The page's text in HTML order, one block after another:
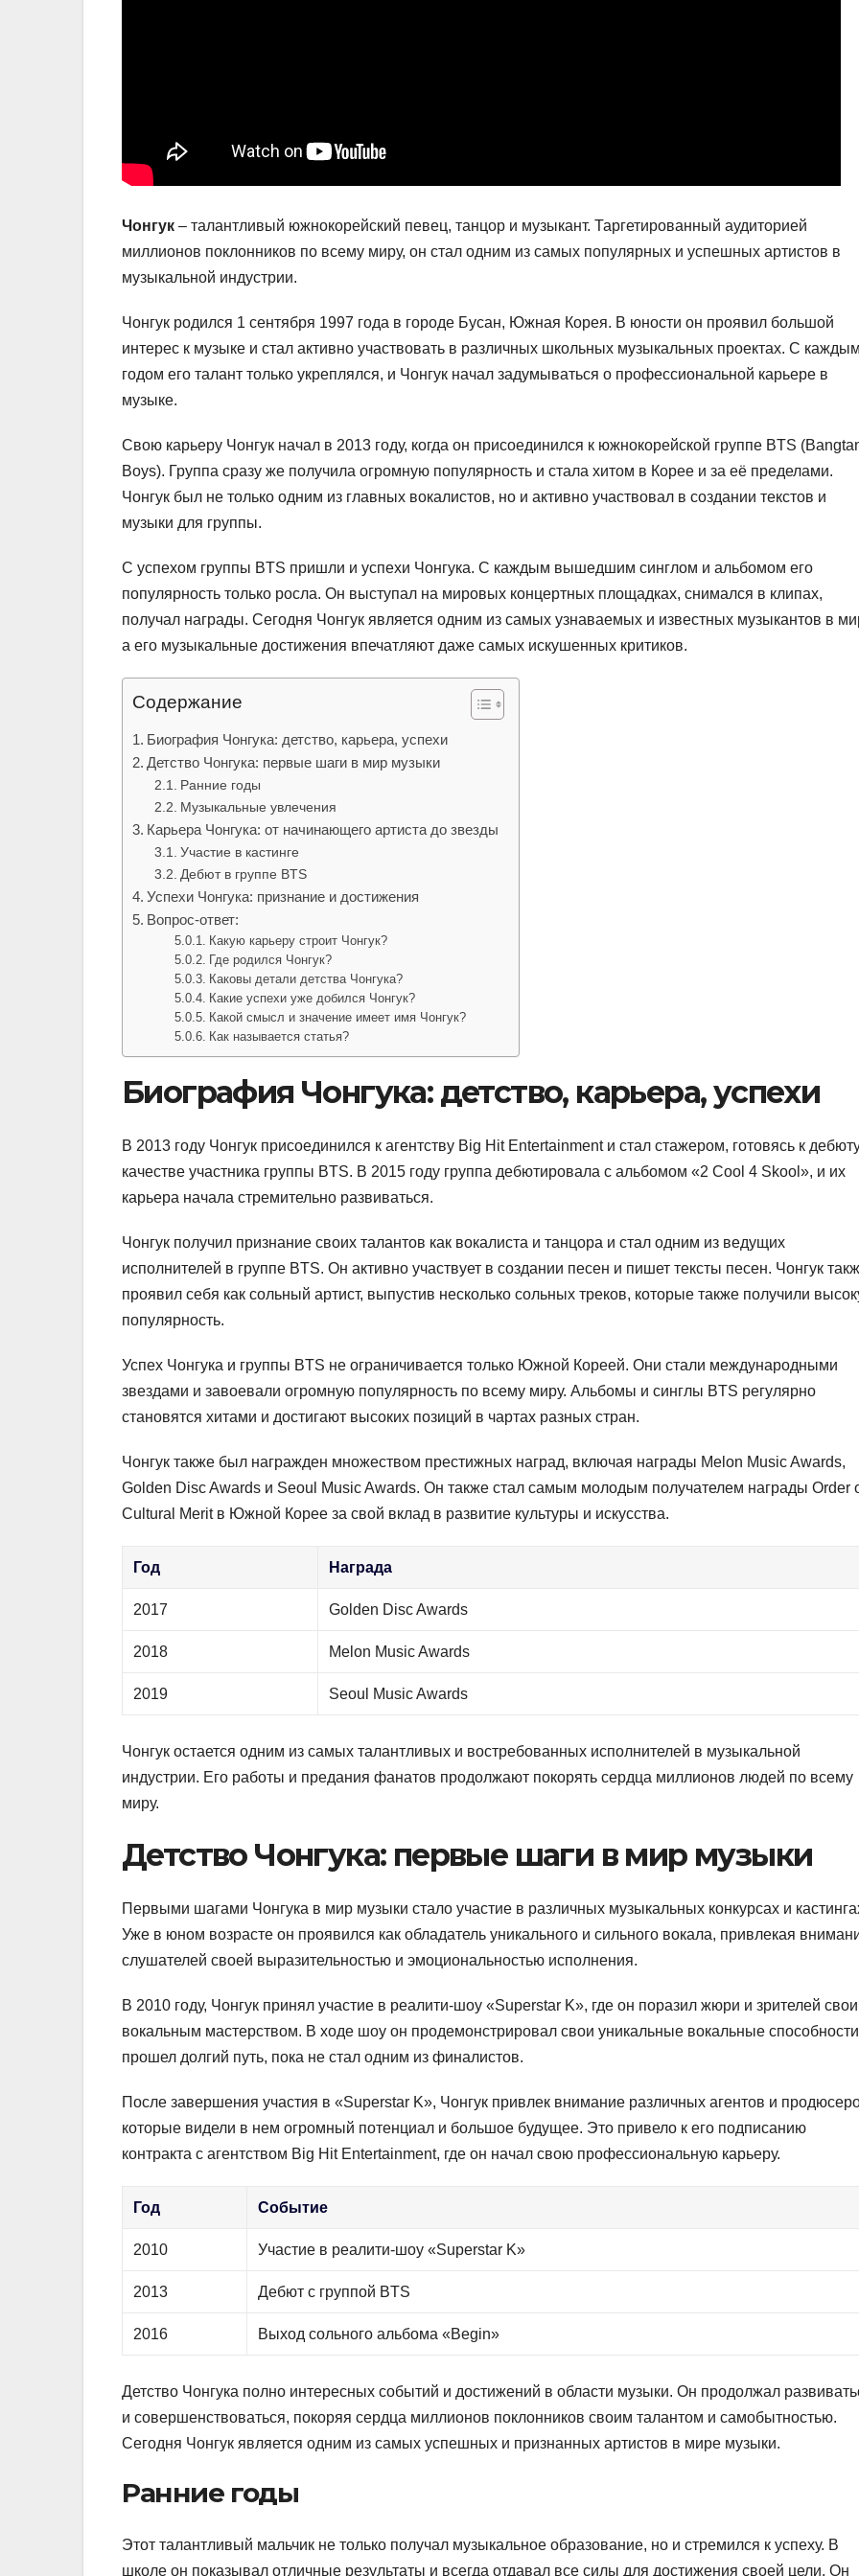
Чонгук – талантливый южнокорейский певец, танцор и музыкант. Таргетированный аудиторией
миллионов поклонников по всему миру, он стал одним из самых популярных и успешных артистов в
музыкальной индустрии.
Чонгук родился 1 сентября 1997 года в городе Бусан, Южная Корея. В юности он проявил большой
интерес к музыке и стал активно участвовать в различных школьных музыкальных проектах. С
годом его талант только укреплялся, и Чонгук начал задумываться о профессиональной карьере в
музыке.
Свою карьеру Чонгук начал в 2013 году, когда он присоединился к южнокорейской группе BTS
Boys). Группа сразу же получила огромную популярность и стала хитом в Корее и за её пределами.
Чонгук был не только одним из главных вокалистов, но и активно участвовал в создании текстов и
музыки для группы.
С успехом группы BTS пришли и успехи Чонгука. С каждым вышедшим синглом и альбомом его
популярность только росла. Он выступал на мировых концертных площадках, снимался в клипах,
получал награды. Сегодня Чонгук является одним из самых узнаваемых и известных музыкантов в
а его музыкальные достижения впечатляют даже самых искушенных критиков.
Содержание
Биография Чонгука: детство, карьера, успехи
Детство Чонгука: первые шаги в мир музыки
Ранние годы
Музыкальные увлечения
Карьера Чонгука: от начинающего артиста до звезды
Участие в кастинге
Дебют в группе BTS
Успехи Чонгука: признание и достижения
Вопрос-ответ:
Какую карьеру строит Чонгук?
Где родился Чонгук?
Каковы детали детства Чонгука?
Какие успехи уже добился Чонгук?
Какой смысл и значение имеет имя Чонгук?
Как называется статья?
Биография Чонгука: детство, карьера, успехи
В 2013 году Чонгук присоединился к агентству Big Hit Entertainment и стал стажером, готовясь к
качестве участника группы BTS. В 2015 году группа дебютировала с альбомом «2 Cool 4 Skool», и их
карьера начала стремительно развиваться.
Чонгук получил признание своих талантов как вокалиста и танцора и стал одним из ведущих
исполнителей в группе BTS. Он активно участвует в создании песен и пишет тексты песен. Чонгук
проявил себя как сольный артист, выпустив несколько сольных треков, которые также получили
популярность.
Успех Чонгука и группы BTS не ограничивается только Южной Кореей. Они стали международными
звездами и завоевали огромную популярность по всему миру. Альбомы и синглы BTS регулярно
становятся хитами и достигают высоких позиций в чартах разных стран.
Чонгук также был награжден множеством престижных наград, включая награды Melon Music Awards,
Golden Disc Awards и Seoul Music Awards. Он также стал самым молодым получателем награды Order
Cultural Merit в Южной Корее за свой вклад в развитие культуры и искусства.
Год Награда
2017 Golden Disc Awards
2018 Melon Music Awards
2019 Seoul Music Awards
Чонгук остается одним из самых талантливых и востребованных исполнителей в музыкальной
индустрии. Его работы и предания фанатов продолжают покорять сердца миллионов людей по всему
миру.
Детство Чонгука: первые шаги в мир музыки
Первыми шагами Чонгука в мир музыки стало участие в различных музыкальных конкурсах и
Уже в юном возрасте он проявился как обладатель уникального и сильного вокала, привлекая
слушателей своей выразительностью и эмоциональностью исполнения.
В 2010 году, Чонгук принял участие в реалити-шоу «Superstar K», где он поразил жюри и зрителей
вокальным мастерством. В ходе шоу он продемонстрировал свои уникальные вокальные
прошел долгий путь, пока не стал одним из финалистов.
После завершения участия в «Superstar K», Чонгук привлек внимание различных агентов и
которые видели в нем огромный потенциал и большое будущее. Это привело к его подписанию
контракта с агентством Big Hit Entertainment, где он начал свою профессиональную карьеру.
Год Событие
2010 Участие в реалити-шоу «Superstar K»
2013 Дебют с группой BTS
2016 Выход сольного альбома «Begin»
Детство Чонгука полно интересных событий и достижений в области музыки. Он продолжал
и совершенствоваться, покоряя сердца миллионов поклонников своим талантом и самобытностью.
Сегодня Чонгук является одним из самых успешных и признанных артистов в мире музыки.
Ранние годы
Этот талантливый мальчик не только получал музыкальное образование, но и стремился к успеху. В
школе он показывал отличные результаты и всегда отдавал все силы для достижения своей цели. Он